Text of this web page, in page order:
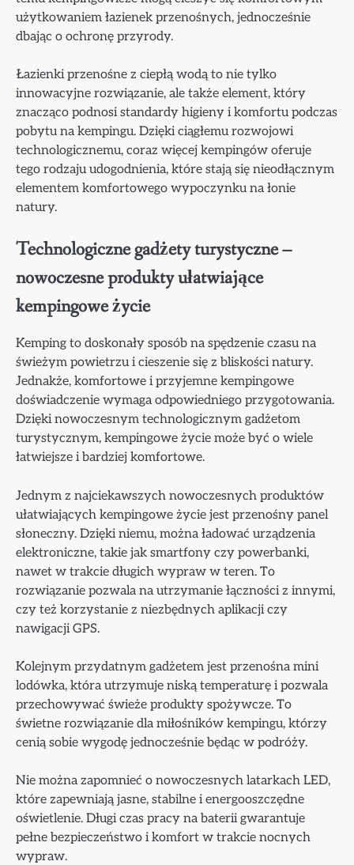
użytkowaniem łazienek przenośnych, jednocześnie
dbając o ochronę przyrody.
Łazienki przenośne z ciepłą wodą to nie tylko
innowacyjne rozwiązanie, ale także element, który
znacząco podnosi standardy higieny i komfortu podczas
pobytu na kempingu. Dzięki ciągłemu rozwojowi
technologicznemu, coraz więcej kempingów oferuje
tego rodzaju udogodnienia, które stają się nieodłącznym
elementem komfortowego wypoczynku na łonie
natury.
Technologiczne gadżety turystyczne –
nowoczesne produkty ułatwiające
kempingowe życie
Kemping to doskonały sposób na spędzenie czasu na
świeżym powietrzu i cieszenie się z bliskości natury.
Jednakże, komfortowe i przyjemne kempingowe
doświadczenie wymaga odpowiedniego przygotowania.
Dzięki nowoczesnym technologicznym gadżetom
turystycznym, kempingowe życie może być o wiele
łatwiejsze i bardziej komfortowe.
Jednym z najciekawszych nowoczesnych produktów
ułatwiających kempingowe życie jest przenośny panel
słoneczny. Dzięki niemu, można ładować urządzenia
elektroniczne, takie jak smartfony czy powerbanki,
nawet w trakcie długich wypraw w teren. To
rozwiązanie pozwala na utrzymanie łączności z innymi,
czy też korzystanie z niezbędnych aplikacji czy
nawigacji GPS.
Kolejnym przydatnym gadżetem jest przenośna mini
lodówka, która utrzymuje niską temperaturę i pozwala
przechowywać świeże produkty spożywcze. To
świetne rozwiązanie dla miłośników kempingu, którzy
cenią sobie wygodę jednocześnie będąc w podróży.
Nie można zapomnieć o nowoczesnych latarkach LED,
które zapewniają jasne, stabilne i energooszczędne
oświetlenie. Długi czas pracy na baterii gwarantuje
pełne bezpieczeństwo i komfort w trakcie nocnych
wypraw.